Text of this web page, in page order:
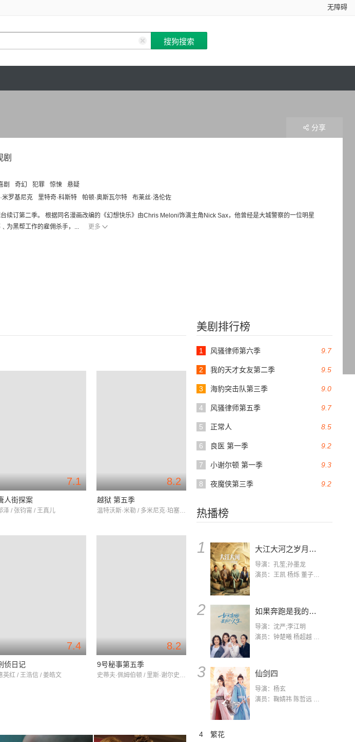
无障碍
剧
剧 奇幻 犯罪 惊悚
悬疑
米罗基尼克 里特奇·科斯特 帕顿·奥斯瓦尔特 布莱丝·洛伦佐
续订第二季。 根据同名漫画改编的《幻想快乐》由Chris Meloni饰演主角Nick Sax，他曾经是大城警察的一位明星
为黑帮工作的雇佣杀手，...
更多
分享
美剧排行榜
9.7
1 风骚律师第六季
9.5
2 我的天才女友第二季
9.0
3 海豹突击队第三季
9.7
4 风骚律师第五季
8.5
5 正常人
9.2
6 良医 第一季
9.3
7 小谢尔顿 第一季
9.2
8 夜魔侠第三季
热播榜
1 大江大河之岁月如歌
导演：孔笙;孙墨龙
演员：王凯 杨烁 董子健 杨采钰 张佳宁 练练 林栋甫 房子斌
2 如果奔跑是我的人生
导演：沈严;李江明
演员：钟楚曦 杨超越 许娣 陈小艺 侯雯元 宋洋 王宥钧 李添诺
3 仙剑四
导演：杨玄
演员：鞠婧祎 陈哲远 茅子俊 毛晓慧 王媛可 张志浩 林枫松 张帆（演员）
4 繁花
7.1
人街探案
泽 / 张钧甯 / 王真儿
8.2
越狱 第五季
温特沃斯·米勒 / 多米尼克·珀塞尔 / 莎拉·韦恩·卡丽丝
7.4
侦日记
英红 / 王浩信 / 姜皓文
8.2
9号秘事第五季
史蒂夫·佩姆伯顿 / 里斯·谢尔史密斯 / 玛克辛·皮克